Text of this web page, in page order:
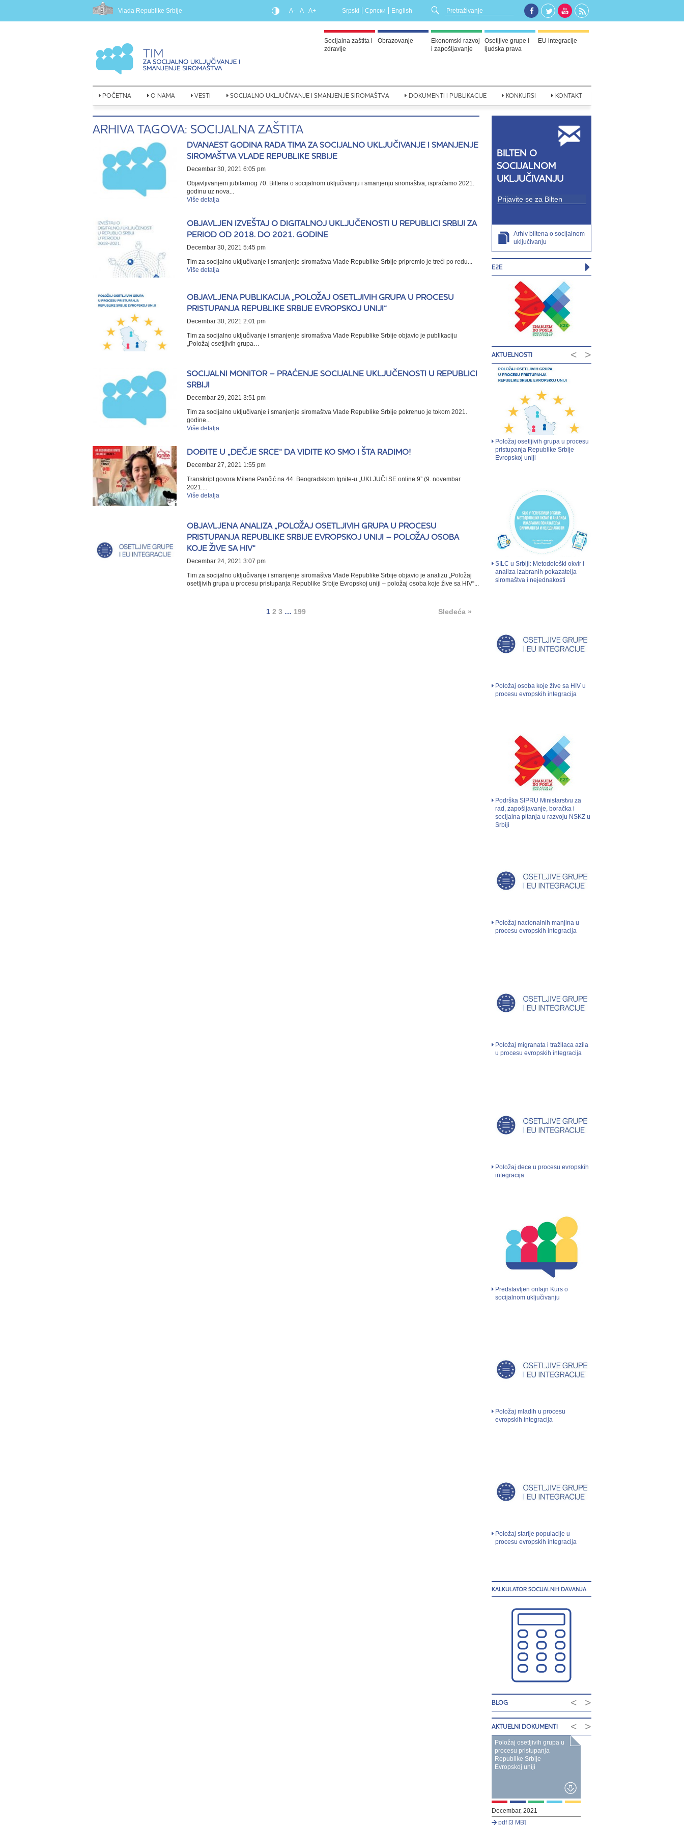
Vlada Republike Srbije A- A A+ Srpski Српски English
Socijalna zaštita i
zdravlje
Obrazovanje
Ekonomski razvoj
i zapošljavanje
Osetljive grupe i
ljudska prava
EU integracije
POČETNA O NAMA VESTI SOCIJALNO UKLJUČIVANJE I SMANJENJE SIROMAŠTVA DOKUMENTI I PUBLIKACIJE KONKURSI KONTAKT
ARHIVA TAGOVA: SOCIJALNA ZAŠTITA
DVANAEST GODINA RADA TIMA ZA SOCIJALNO UKLJUČIVANJE I SMANJENJE
SIROMAŠTVA VLADE REPUBLIKE SRBIJE
Decembar 30, 2021 6:05 pm
Objavljivanjem jubilarnog 70. Biltena o socijalnom uključivanju i smanjenju siromaštva, ispraćamo 2021.
godinu uz nova...
Više detalja
OBJAVLJEN IZVEŠTAJ O DIGITALNOJ UKLJUČENOSTI U REPUBLICI SRBIJI ZA
PERIOD OD 2018. DO 2021. GODINE
Decembar 30, 2021 5:45 pm
Tim za socijalno uključivanje i smanjenje siromaštva Vlade Republike Srbije pripremio je treći po redu...
Više detalja
OBJAVLJENA PUBLIKACIJA „POLOŽAJ OSETLJIVIH GRUPA U PROCESU
PRISTUPANJA REPUBLIKE SRBIJE EVROPSKOJ UNIJI“
Decembar 30, 2021 2:01 pm
Tim za socijalno uključivanje i smanjenje siromaštva Vlade Republike Srbije objavio je publikaciju
„Položaj osetljivih grupa…
SOCIJALNI MONITOR – PRAĆENJE SOCIJALNE UKLJUČENOSTI U REPUBLICI
SRBIJI
Decembar 29, 2021 3:51 pm
Tim za socijalno uključivanje i smanjenje siromaštva Vlade Republike Srbije pokrenuo je tokom 2021.
godine...
Više detalja
DOĐITE U „DEČJE SRCE“ DA VIDITE KO SMO I ŠTA RADIMO!
Decembar 27, 2021 1:55 pm
Transkript govora Milene Pančić na 44. Beogradskom Ignite-u „UKLJUČI SE online 9” (9. novembar
2021....
Više detalja
OBJAVLJENA ANALIZA „POLOŽAJ OSETLJIVIH GRUPA U PROCESU
PRISTUPANJA REPUBLIKE SRBIJE EVROPSKOJ UNIJI – POLOŽAJ OSOBA
KOJE ŽIVE SA HIV“
Decembar 24, 2021 3:07 pm
Tim za socijalno uključivanje i smanjenje siromaštva Vlade Republike Srbije objavio je analizu „Položaj
osetljivih grupa u procesu pristupanja Republike Srbije Evropskoj uniji – položaj osoba koje žive sa HIV“...
1 2 3 … 199 Sledeća »
BILTEN O
SOCIJALNOM
UKLJUČIVANJU
Arhiv biltena o socijalnom
uključivanju
E2E
AKTUELNOSTI >
<
Položaj osetljivih grupa u procesu
pristupanja Republike Srbije
Evropskoj uniji
SILC u Srbiji: Metodološki okvir i
analiza izabranih pokazatelja
siromaštva i nejednakosti
Položaj osoba koje žive sa HIV u
procesu evropskih integracija
Podrška SIPRU Ministarstvu za
rad, zapošljavanje, boračka i
socijalna pitanja u razvoju NSKZ u
Srbiji
Položaj nacionalnih manjina u
procesu evropskih integracija
Položaj migranata i tražilaca azila
u procesu evropskih integracija
Položaj dece u procesu evropskih
integracija
Predstavljen onlajn Kurs o
socijalnom uključivanju
Položaj mladih u procesu
evropskih integracija
Položaj starije populacije u
procesu evropskih integracija
KALKULATOR SOCIJALNIH DAVANJA
BLOG >
<
AKTUELNI DOKUMENTI >
<
Položaj osetljivih grupa u
procesu pristupanja
Republike Srbije
Evropskoj uniji
Decembar, 2021
pdf [3 MB]